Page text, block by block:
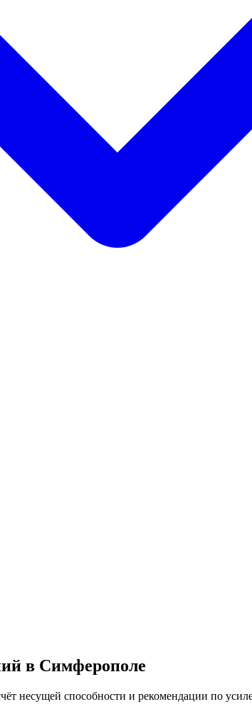
в Симферополе
несущей способности и рекомендации по